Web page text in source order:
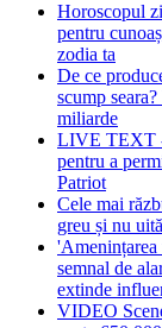
Horoscopul
pentru
zodia ta
De ce
scump
miliarde
LIVE TEXT
pentru a
Patriot
Cele mai
greu și nu
semnal de
extinde
VIDEO